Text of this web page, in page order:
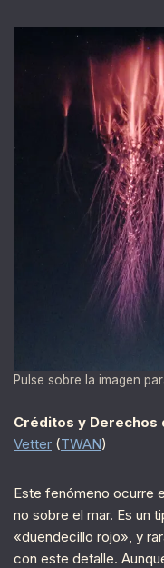
Pulse sobre la imagen
Créditos y Derechos
Vetter (TWAN)
Este fenómeno ocurre
no sobre el mar. Es un
«duendecillo rojo», y
con este detalle.